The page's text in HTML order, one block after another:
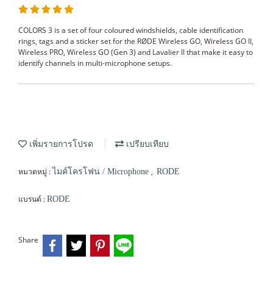
COLORS 3 is a set of four coloured windshields, cable identification
rings, tags and a sticker set for the RØDE Wireless GO, Wireless GO II,
Wireless PRO, Wireless GO (Gen 3) and Lavalier II that make it easy to
identify channels in multi-microphone setups.
เพิ่มรายการโปรด เปรียบเทียบ
หมวดหมู่ :ไมค์โครโฟน / Microphone , RODE
แบรนด์ : RODE
Share